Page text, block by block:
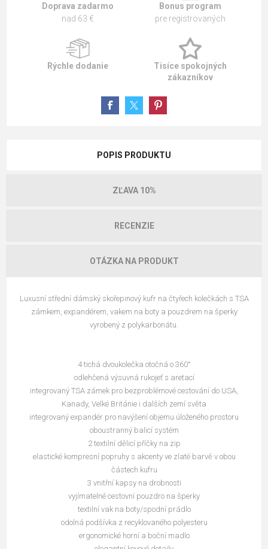
Doprava zadarmo
nad 63 €
Bonus program
pre registrovaných
Rýchle dodanie
Tisíce spokojných
zákazníkov
POPIS PRODUKTU
ZĽAVA 10%
RECENZIE
OTÁZKA NA PRODUKT
Luxusní střední dámský skořepinový kufr na čtyřech kolečkách s TSA
zámkem, expandérem, vakem na boty a pouzdrem na šperky
vyrobený z polykarbonátu.
4 tichá dvoukolečka otočná o 360°
odlehčená výsuvná rukojeť s aretací
integrovaný TSA zámek pro bezproblémové cestování do USA,
Kanady, Velké Británie i dalších zemí světa
integrovaný expandér pro navýšení objemu úloženého prostoru
oboustranný balicí systém
2 textilní dělicí příčky na zip
elastické kompresní popruhy s akcenty ve zlaté barvě v obou
částech kufru
3 vnitřní kapsy na drobnosti
vyjímatelné cestovní pouzdro na šperky
textilní vak na boty/spodní prádlo
odolná podšívka z recyklovaného polyesteru
ergonomické horní a boční madlo